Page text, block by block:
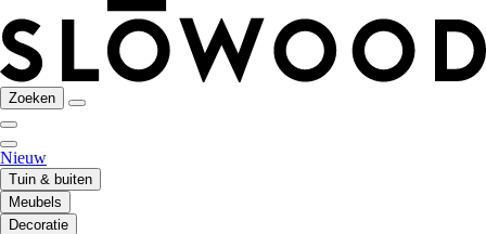
Zoeken
Nieuw
Tuin & buiten
Meubels
Decoratie